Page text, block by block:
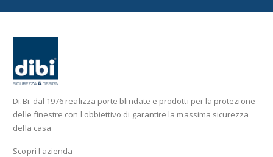
Di.Bi. dal 1976 realizza porte blindate e prodotti per la protezione
delle finestre con l'obbiettivo di garantire la massima sicurezza
della casa
Scopri l'azienda